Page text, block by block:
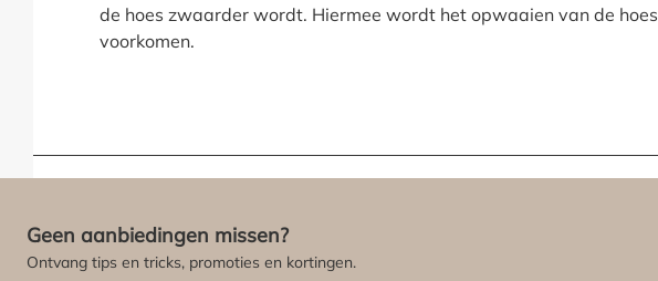
de hoes zwaarder wordt. Hiermee wordt het opwaaien van de hoes
voorkomen.
Geen aanbiedingen missen?
Ontvang tips en tricks, promoties en kortingen.